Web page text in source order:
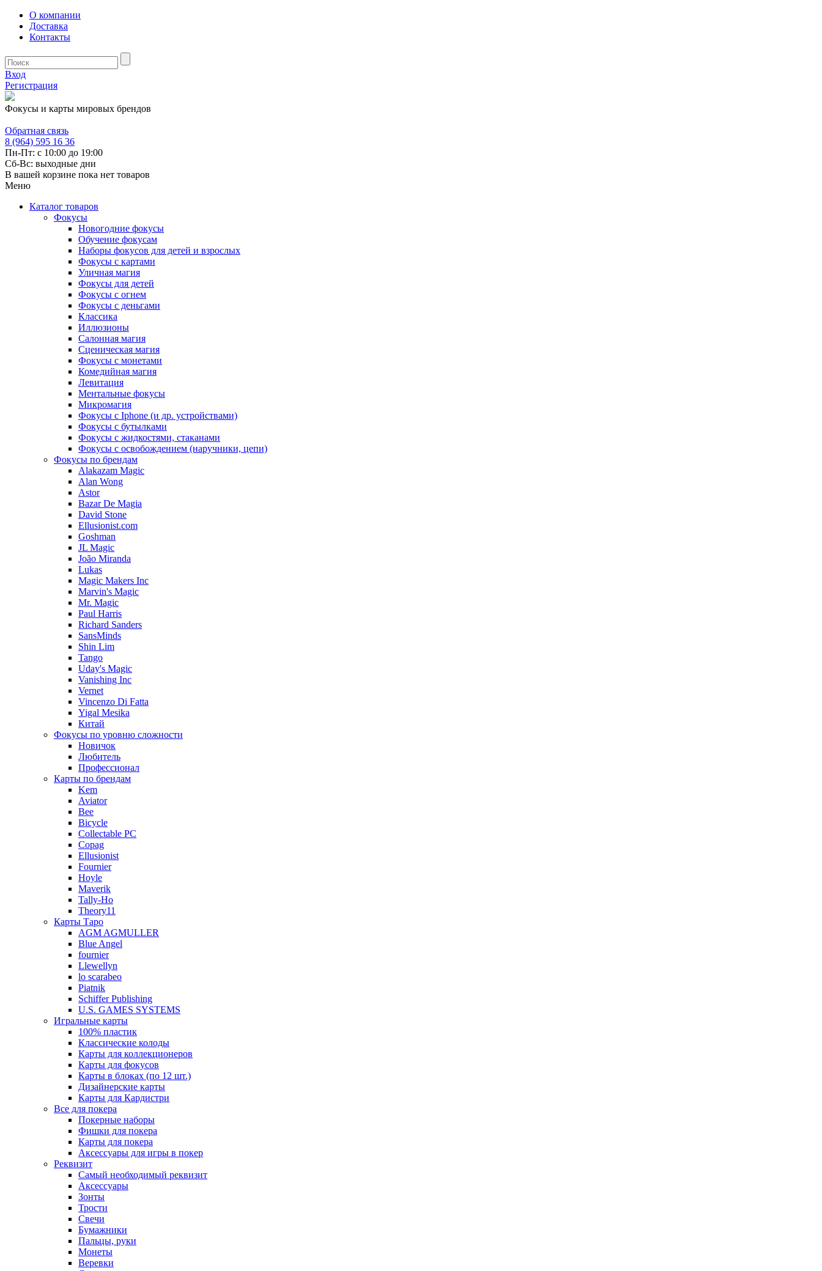
О компании
Доставка
Контакты
Вход
Регистрация
Фокусы и карты мировых брендов
Обратная связь
8 (964) 595 16 36
Пн-Пт: с 10:00 до 19:00
Сб-Вс: выходные дни
В вашей корзине пока нет товаров
Меню
Каталог товаров
Фокусы
Новогодние фокусы
Обучение фокусам
Наборы фокусов для детей и взрослых
Фокусы с картами
Уличная магия
Фокусы для детей
Фокусы с огнем
Фокусы с деньгами
Классика
Иллюзионы
Салонная магия
Сценическая магия
Фокусы с монетами
Комедийная магия
Левитация
Ментальные фокусы
Микромагия
Фокусы с Iphone (и др. устройствами)
Фокусы с бутылками
Фокусы с жидкостями, стаканами
Фокусы с освобождением (наручники, цепи)
Фокусы по брендам
Alakazam Magic
Alan Wong
Astor
Bazar De Magia
David Stone
Ellusionist.com
Goshman
JL Magic
João Miranda
Lukas
Magic Makers Inc
Marvin's Magic
Mr. Magic
Paul Harris
Richard Sanders
SansMinds
Shin Lim
Tango
Uday's Magic
Vanishing Inc
Vernet
Vincenzo Di Fatta
Yigal Mesika
Китай
Фокусы по уровню сложности
Новичок
Любитель
Профессионал
Карты по брендам
Kem
Aviator
Bee
Bicycle
Collectable PC
Copag
Ellusionist
Fournier
Hoyle
Maverik
Tally-Ho
Theory11
Карты Таро
AGM AGMULLER
Blue Angel
fournier
Llewellyn
lo scarabeo
Piatnik
Schiffer Publishing
U.S. GAMES SYSTEMS
Игральные карты
100% пластик
Классические колоды
Карты для коллекционеров
Карты для фокусов
Карты в блоках (по 12 шт.)
Дизайнерские карты
Карты для Кардистри
Все для покера
Покерные наборы
Фишки для покера
Карты для покера
Аксессуары для игры в покер
Реквизит
Самый необходимый реквизит
Аксессуары
Зонты
Трости
Свечи
Бумажники
Пальцы, руки
Монеты
Веревки